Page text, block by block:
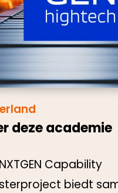
deze academie
Capability
biedt